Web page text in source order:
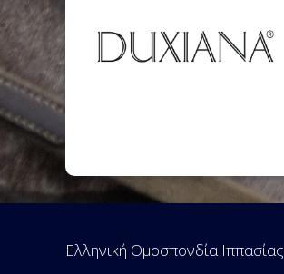
Ελληνική Ομοσπονδία Ιππασίας